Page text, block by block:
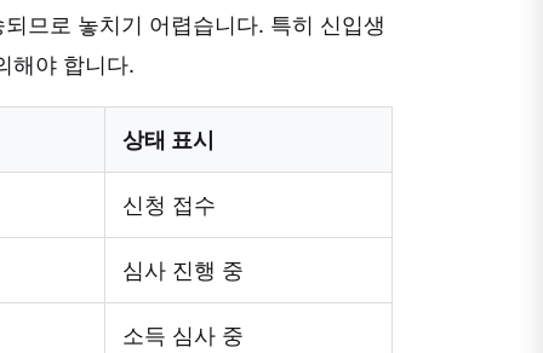
므로 놓치기 어렵습니다. 특히 신입생
해야 합니다.
상태 표시
신청 접수
심사 진행 중
소득 심사 중